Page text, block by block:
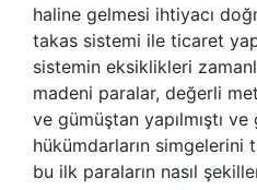
haline gelmesi ihtiyacı
takas sistemi ile ticaret
sistemin eksiklikleri
madeni paralar, değerli
ve gümüştan yapılmıştı
hükümdarların simgelerini
bu ilk paraların nasıl